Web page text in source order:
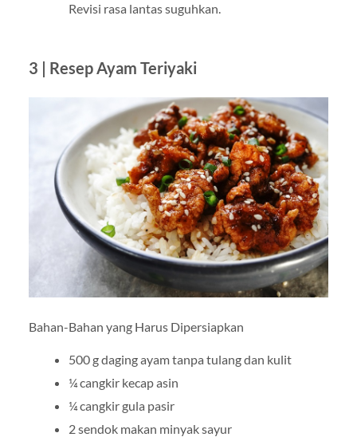
Revisi rasa lantas suguhkan.
3 | Resep Ayam Teriyaki
Bahan-Bahan yang Harus Dipersiapkan
500 g daging ayam tanpa tulang dan kulit
¼ cangkir kecap asin
¼ cangkir gula pasir
2 sendok makan minyak sayur